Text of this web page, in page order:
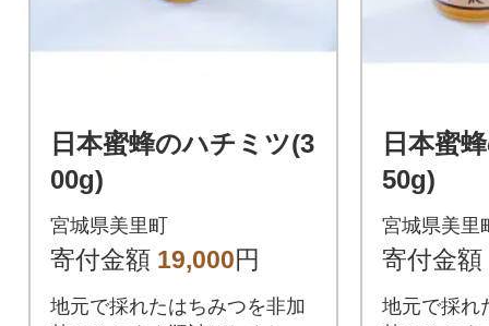
日本蜜蜂のハチミツ(3
00g)
宮城県美里町
寄付金額 19,000円
地元で採れたはちみつを非加
日本蜜
50g)
宮城県美里
寄付金額
地元で採れ